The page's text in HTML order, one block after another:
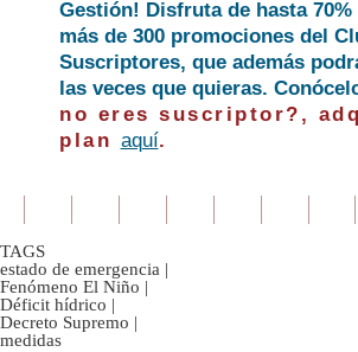
Gestión! Disfruta de hasta
más de 300 promociones del
Suscriptores, que además
las veces que quieras.
no eres suscriptor?,
plan aquí.
TAGS
estado de emergencia |
Fenómeno El Niño |
Déficit hídrico |
Decreto Supremo |
medidas